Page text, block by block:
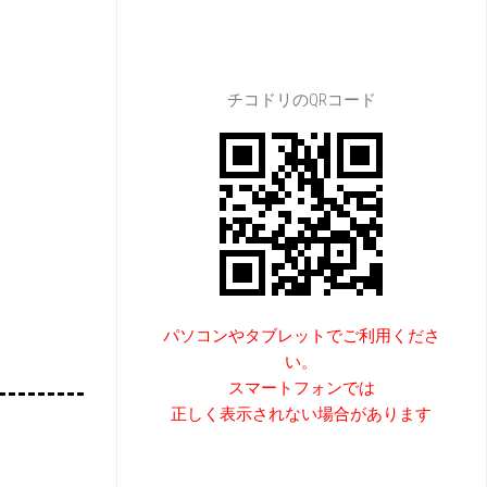
チコドリのQRコード
パソコンやタブレットでご利用くださ
い。
スマートフォンでは
正しく表示されない場合があります